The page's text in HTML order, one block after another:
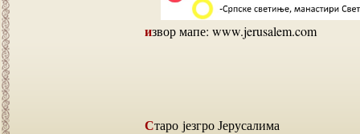
извор мапе: www.jerusalem.com
Старо језгро Јерусалима